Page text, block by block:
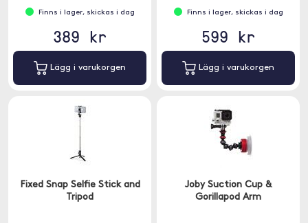
Finns i lager, skickas i dag
389 kr
Lägg i varukorgen
Finns i lager, skickas i dag
599 kr
Lägg i varukorgen
Fixed Snap Selfie Stick and
Tripod
Joby Suction Cup &
Gorillapod Arm